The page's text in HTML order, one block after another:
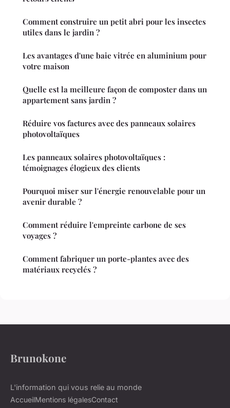
Comment construire un petit abri pour les insectes
utiles dans le jardin ?
Les avantages d'une baie vitrée en aluminium pour
votre maison
Quelle est la meilleure façon de composter dans un
appartement sans jardin ?
Réduire vos factures avec des panneaux solaires
photovoltaïques
Les panneaux solaires photovoltaïques :
témoignages élogieux des clients
Pourquoi miser sur l'énergie renouvelable pour un
avenir durable ?
Comment réduire l'empreinte carbone de ses
voyages ?
Comment fabriquer un porte-plantes avec des
matériaux recyclés ?
Brunokone
L'information qui vous relie au monde
AccueilMentions légalesContact